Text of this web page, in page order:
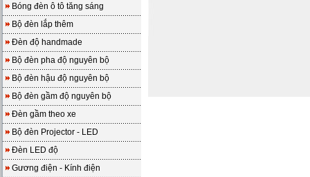
Bóng đèn ô tô tăng sáng
Bộ đèn lắp thêm
Đèn độ handmade
Bộ đèn pha độ nguyên bộ
Bộ đèn hậu độ nguyên bộ
Bộ đèn gầm độ nguyên bộ
Đèn gầm theo xe
Bộ đèn Projector - LED
Đèn LED độ
Gương điện - Kính điện